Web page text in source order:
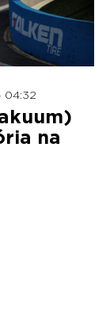
04:32
na